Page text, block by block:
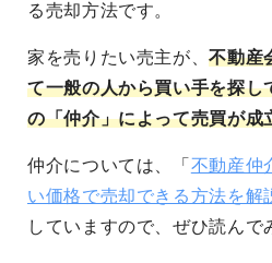
る売却方法です。
家を売りたい売主が、不動産
て一般の人から買い手を探し
の「仲介」によって売買が成
仲介については、「 不動産仲
い価格で売却できる方法を解
していますので、ぜひ読んで